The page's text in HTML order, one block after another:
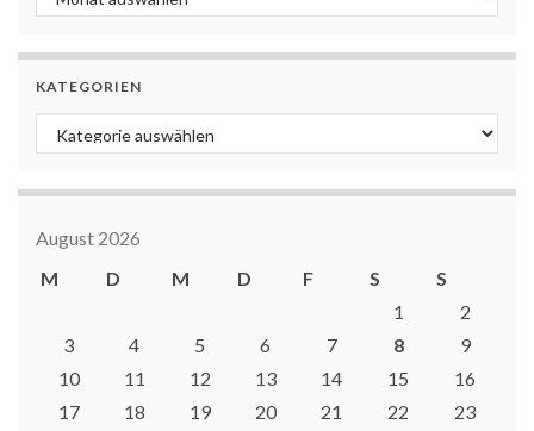
KATEGORIEN
Kategorien
August 2026
M
D M D F S
S
1
2
3
4 5 6 7 8
9
10
11 12 13 14 15
16
17
18 19 20 21 22
23